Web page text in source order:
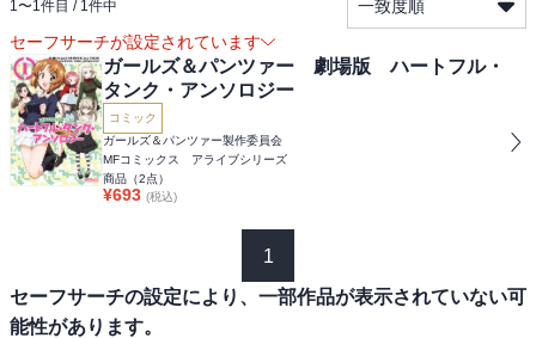
1〜1件目 / 1件中
一致度順
セーフサーチが設定されています
ガールズ＆パンツァー 劇場版 ハートフル・
タンク・アンソロジー
コミック
ガールズ＆パンツァー製作委員会
MFコミックス アライブシリーズ
商品（2点）
¥693 (税込)
1
セーフサーチの設定により、一部作品が表示されていない可
能性があります。